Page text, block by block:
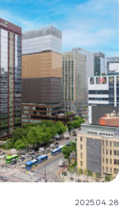
2025.04.28